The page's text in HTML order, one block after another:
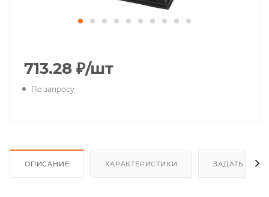
713.28 ₽/шт
По запросу
ОПИСАНИЕ ХАРАКТЕРИСТИКИ ЗАДАТЬ